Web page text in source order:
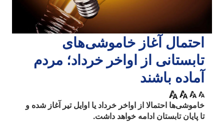
احتمال آغاز خاموشی‌های
تابستانی از اواخر خرداد؛ مردم
آماده باشند
خاموشی‌ها احتمالا از اواخر خرداد یا اوایل تیر آغاز شده و
تا پایان تابستان ادامه خواهد داشت.